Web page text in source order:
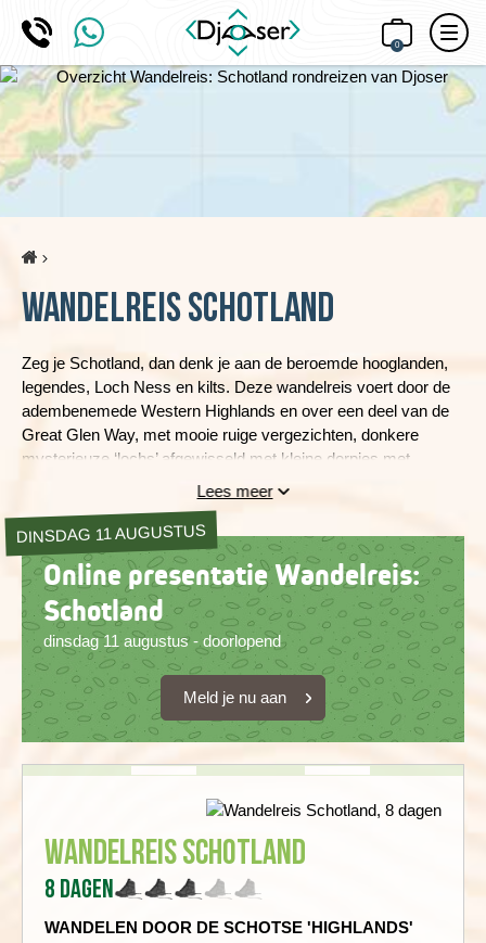
0
Home
Wandelreis Schotland
Zeg je Schotland, dan denk je aan de beroemde hooglanden,
legendes, Loch Ness en kilts. Deze wandelreis voert door de
adembenemede Western Highlands en over een deel van de
Great Glen Way, met mooie ruige vergezichten, donkere
mysterieuze ‘lochs’ afgewisseld met kleine dorpjes met
gezellige pubs. Uiteraard mag een wandeling bij Ben Nevis niet
ontbreken! Fort William en Inverness zijn onze uitvalsbases
tijdens deze afwisselende wandelweek die we afsluiten met
een bezoek aan Edinburgh.
Lees meer
DINSDAG 11 AUGUSTUS
Online presentatie Wandelreis:
Schotland
dinsdag 11 augustus - doorlopend
Meld je nu aan
Wandelreis Schotland
8 dagen
WANDELEN DOOR DE SCHOTSE 'HIGHLANDS'